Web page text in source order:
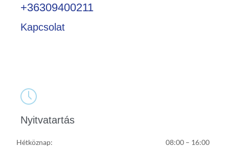
+36309400211
Kapcsolat

Nyitvatartás
Hétköznap: 08:00 – 16:00